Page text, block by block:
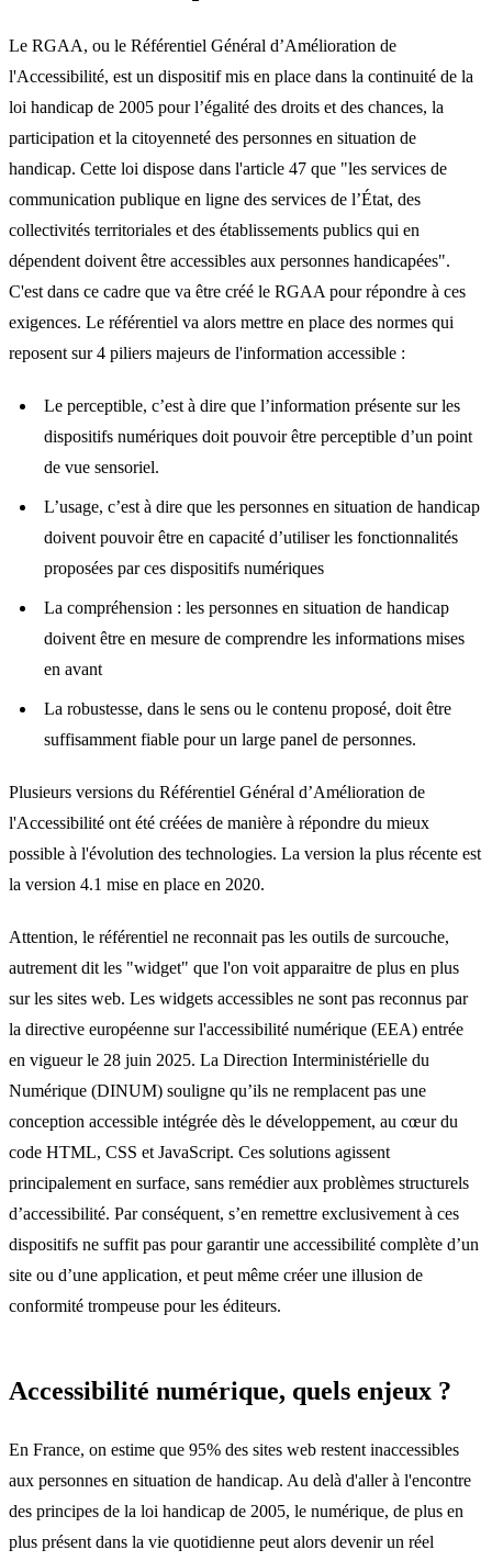
Le RGAA, ou le Référentiel Général d’Amélioration de
l'Accessibilité, est un dispositif mis en place dans la continuité de la
loi handicap de 2005 pour l’égalité des droits et des chances, la
participation et la citoyenneté des personnes en situation de
handicap. Cette loi dispose dans l'article 47 que "les services de
communication publique en ligne des services de l’État, des
collectivités territoriales et des établissements publics qui en
dépendent doivent être accessibles aux personnes handicapées".
C'est dans ce cadre que va être créé le RGAA pour répondre à ces
exigences. Le référentiel va alors mettre en place des normes qui
reposent sur 4 piliers majeurs de l'information accessible :
Le perceptible, c’est à dire que l’information présente sur les
dispositifs numériques doit pouvoir être perceptible d’un point
de vue sensoriel.
L’usage, c’est à dire que les personnes en situation de handicap
doivent pouvoir être en capacité d’utiliser les fonctionnalités
proposées par ces dispositifs numériques
La compréhension : les personnes en situation de handicap
doivent être en mesure de comprendre les informations mises
en avant
La robustesse, dans le sens ou le contenu proposé, doit être
suffisamment fiable pour un large panel de personnes.
Plusieurs versions du Référentiel Général d’Amélioration de
l'Accessibilité ont été créées de manière à répondre du mieux
possible à l'évolution des technologies. La version la plus récente est
la version 4.1 mise en place en 2020.
Attention, le référentiel ne reconnait pas les outils de surcouche,
autrement dit les "widget" que l'on voit apparaitre de plus en plus
sur les sites web. Les widgets accessibles ne sont pas reconnus par
la directive européenne sur l'accessibilité numérique (EEA) entrée
en vigueur le 28 juin 2025. La Direction Interministérielle du
Numérique (DINUM) souligne qu’ils ne remplacent pas une
conception accessible intégrée dès le développement, au cœur du
code HTML, CSS et JavaScript. Ces solutions agissent
principalement en surface, sans remédier aux problèmes structurels
d’accessibilité. Par conséquent, s’en remettre exclusivement à ces
dispositifs ne suffit pas pour garantir une accessibilité complète d’un
site ou d’une application, et peut même créer une illusion de
conformité trompeuse pour les éditeurs.
Accessibilité numérique, quels enjeux ?
En France, on estime que 95% des sites web restent inaccessibles
aux personnes en situation de handicap. Au delà d'aller à l'encontre
des principes de la loi handicap de 2005, le numérique, de plus en
plus présent dans la vie quotidienne peut alors devenir un réel